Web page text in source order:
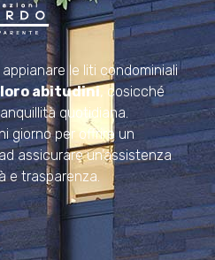
le liti condominiali
abitudini, cosicché
quotidiana.
giorno per offrire un
assicurare un’assistenza
e trasparenza.